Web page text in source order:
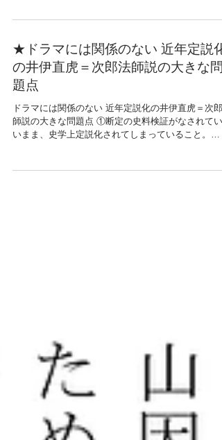
したが、開催してよかった...
★ドラマには関係のない 近年定説化
の井伊直虎＝次郎法師説の大きな問
題点
ドラマには関係のない 近年定説化の井伊直虎＝次郎
師説の大きな問題点 ①断定の史料検証がなされてい
いまま、史学上定説化されてしまっていること。